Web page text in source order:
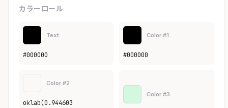
カラーロール
Text
#000000
Color #1
#000000
Color #2
oklab(0.944603
Color #3